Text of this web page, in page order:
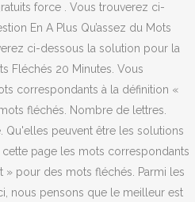
force . Vous trouverez ci-
En A Plus Qu’assez du Mots
ci-dessous la solution pour la
Fléchés 20 Minutes. Vous
correspondants à la définition «
fléchés. Nombre de lettres.
peuvent être les solutions
page les mots correspondants
» pour des mots fléchés. Parmi les
nous pensons que le meilleur est